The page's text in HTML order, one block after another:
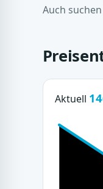
Auch
Aktuell